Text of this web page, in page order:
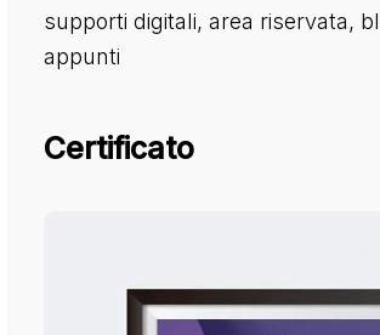
supporti digitali, area riservata,
appunti
Certificato